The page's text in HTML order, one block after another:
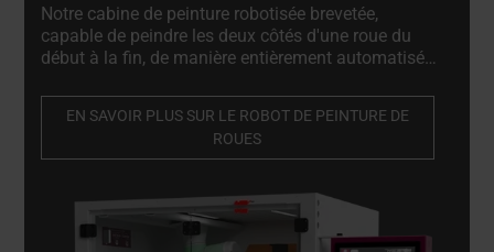
Notre cabine de peinture robotisée brevetée,
capable de peindre les deux côtés d'une roue du
début à la fin, de manière entièrement automatisée,
garantit une finition optimale tout en réduisant les
déchets et la consommation de peinture jusqu'à
EN SAVOIR PLUS SUR LE ROBOT DE PEINTURE DE
ROUES